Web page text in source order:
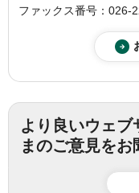
ファックス番号：026-
より良いウェブ
まのご意見を